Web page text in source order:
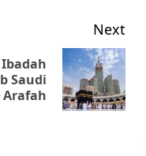
Next
Ibadah
Saudi